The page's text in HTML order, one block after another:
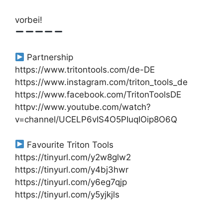
vorbei!
Partnership
https://www.tritontools.com/de-DE
https://www.instagram.com/triton_tools_de
https://www.facebook.com/TritonToolsDE
httpv://www.youtube.com/watch?
v=channel/UCELP6vIS4O5PIuqIOip8O6Q
Favourite Triton Tools
https://tinyurl.com/y2w8glw2
https://tinyurl.com/y4bj3hwr
https://tinyurl.com/y6eg7qjp
https://tinyurl.com/y5yjkjls